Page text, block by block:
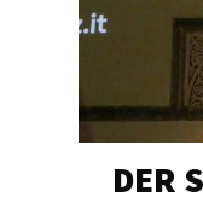
DER